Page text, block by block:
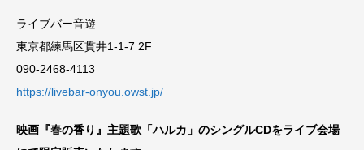
ライブバー音遊
東京都練馬区貫井1-1-7 2F
090-2468-4113
https://livebar-onyou.owst.jp/
映画『春の香り』主題歌「ハルカ」のシングルCDをライブ会場